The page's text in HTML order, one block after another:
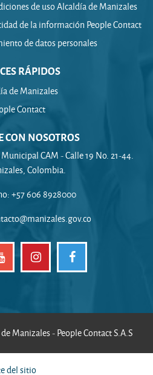
de uso Alcaldía de Manizales
de la información People Contact
de datos personales
RÁPIDOS
de Manizales
Contact
CON NOSOTROS
CAM - Calle 19 No. 21-44.
Colombia.
+57 606 8928000
Manizales - People Contact S.A.S
del sitio